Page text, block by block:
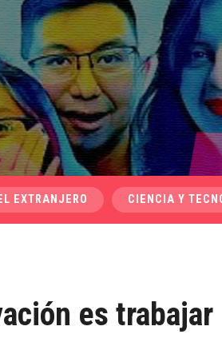
EXTRANJERO CIENCIA Y
es trabajar